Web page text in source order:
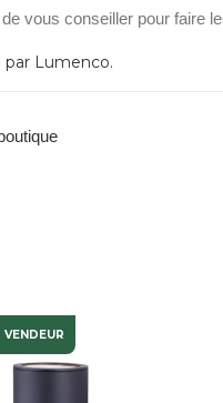
vous conseiller pour faire
par Lumenco.
VENDEUR